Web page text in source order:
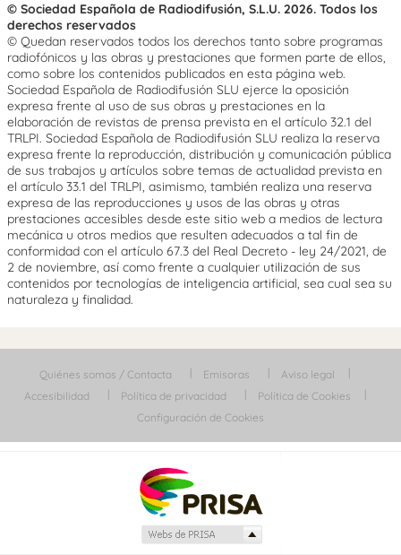
© Sociedad Española de Radiodifusión, S.L.U. 2026. Todos los
derechos reservados
© Quedan reservados todos los derechos tanto sobre programas
radiofónicos y las obras y prestaciones que formen parte de ellos,
como sobre los contenidos publicados en esta página web.
Sociedad Española de Radiodifusión SLU ejerce la oposición
expresa frente al uso de sus obras y prestaciones en la
elaboración de revistas de prensa prevista en el artículo 32.1 del
TRLPI. Sociedad Española de Radiodifusión SLU realiza la reserva
expresa frente la reproducción, distribución y comunicación pública
de sus trabajos y artículos sobre temas de actualidad prevista en
el artículo 33.1 del TRLPI, asimismo, también realiza una reserva
expresa de las reproducciones y usos de las obras y otras
prestaciones accesibles desde este sitio web a medios de lectura
mecánica u otros medios que resulten adecuados a tal fin de
conformidad con el artículo 67.3 del Real Decreto - ley 24/2021, de
2 de noviembre, así como frente a cualquier utilización de sus
contenidos por tecnologías de inteligencia artificial, sea cual sea su
naturaleza y finalidad.
Quiénes somos / Contacta Emisoras
Aviso legal
Accesibilidad
Política de privacidad
Política de Cookies
Configuración de Cookies